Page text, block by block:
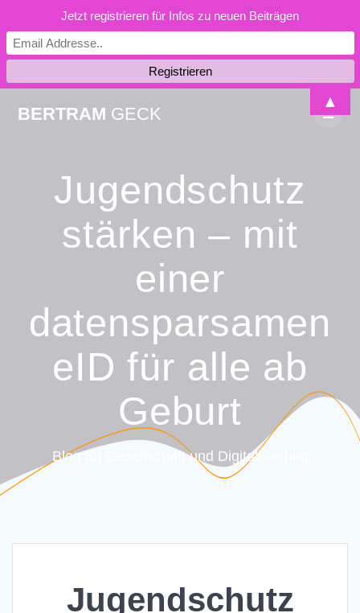
BERTRAM GECK
Jugendschutz
stärken – mit
einer
datensparsamen
eID für alle ab
Geburt
Blog für Gesellschaft und Digitalisierung
Jugendschutz
Jetzt registrieren für Infos zu neuen Beiträgen
▲